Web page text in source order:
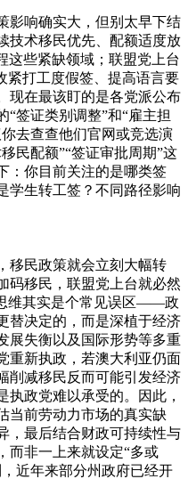
影响确实大，但别太早下结
技术移民优先、配额适度放
这些紧缺领域；联盟党上台
紧打工度假签、提高语言要
现在最该盯的是各党派公布
“签证类别调整”和“雇主担
去查查他们官网或竞选演
民配额”“签证审批周期”这
：你目前关注的是哪类签
学生转工签？不同路径影响
移民政策就会立刻大幅转
码移民，联盟党上台就必然
维其实是个常见误区——政
替决定的，而是深植于经济
展失衡以及国际形势等多重
重新执政，若澳大利亚仍面
削减移民反而可能引发经济
政党难以承受的。因此，
当前劳动力市场的真实缺
，最后结合财政可持续性与
而非一上来就设定“多或
近年来部分州政府已经开